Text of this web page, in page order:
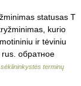
statusas T
kurio
ir tėviniu
обратное
terminų